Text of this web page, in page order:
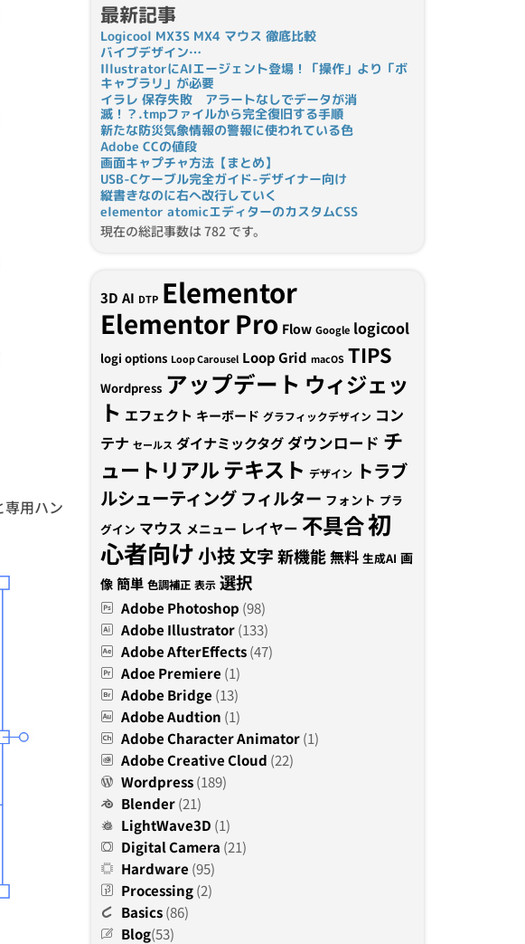
用ハン
最新記事
Logicool MX3S MX4 マウス 徹底比較
バイブデザイン…
IllustratorにAIエージェント登場！「操作」より「ボ
キャブラリ」が必要
イラレ 保存失敗 アラートなしでデータが消
滅！？.tmpファイルから完全復旧する手順
新たな防災気象情報の警報に使われている色
Adobe CCの値段
画面キャプチャ方法【まとめ】
USB-Cケーブル完全ガイド-デザイナー向け
縦書きなのに右へ改行していく
elementor atomicエディターのカスタムCSS
現在の総記事数は 782 です。
3D AI DTP Elementor
Elementor Pro Flow Google logicool
logi options Loop Carousel Loop Grid macOS TIPS
Wordpress アップデート ウィジェッ
ト エフェクト キーボード グラフィックデザイン コン
テナ セールス ダイナミックタグダウンロード チ
ュートリアルテキスト デザイン トラブ
ルシューティング フィルター フォント プラ
グイン マウス メニュー レイヤー 不具合初
心者向け小技文字 新機能無料 生成AI 画
像 簡単 色調補正 表示 選択
Adobe Photoshop (98)
Adobe Illustrator(133)
Adobe AfterEffects(47)
Adoe Premiere (1)
Adobe Bridge (13)
Adobe Audtion (1)
Adobe Character Animator(1)
Adobe Creative Cloud (22)
Wordpress(189)
Blender(21)
LightWave3D (1)
Digital Camera (21)
Hardware (95)
Processing(2)
Basics(86)
Blog(53)